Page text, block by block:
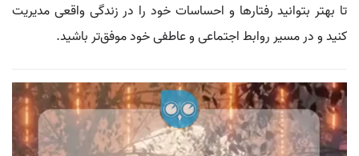
تا بهتر بتوانید رفتارها و احساسات خود را در زندگی واقعی مدیریت
کنید و در مسیر روابط اجتماعی و عاطفی خود موفق‌تر باشید.